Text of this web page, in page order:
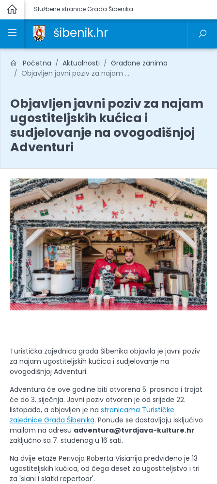
Službene stranice Grada Šibenika
šibenik.hr
Početna Aktualnosti
Građane zanima
Objavljen javni poziv za najam ...
Objavljen javni poziv za najam
ugostiteljskih kućica i
sudjelovanje na ovogodišnjoj
Adventuri
Turistička zajednica grada Šibenika objavila je javni poziv
za najam ugostiteljskih kućica i sudjelovanje na
ovogodišnjoj Adventuri.
Adventura će ove godine biti otvorena 5. prosinca i trajat
će do 3. siječnja. Javni poziv otvoren je od srijede 22.
listopada, a objavljen je na stranicama Turističke
zajednice Grada Šibenika. Ponude se dostavljaju isključivo
mailom na adresu adventura@tvrdjava-kulture.hr
zaključno sa 7. studenog u 16 sati.
Na dvije etaže Perivoja Roberta Visianija predviđeno je 13
ugostiteljskih kućica, od čega deset za ugostiteljstvo i tri
za 'slani i slatki repertoar'.